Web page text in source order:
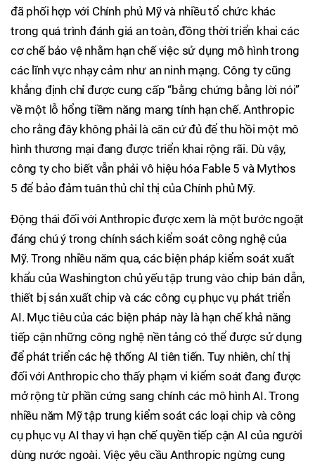
đã phối hợp với Chính phủ Mỹ và nhiều tổ chức khác
trong quá trình đánh giá an toàn, đồng thời triển khai các
cơ chế bảo vệ nhằm hạn chế việc sử dụng mô hình trong
các lĩnh vực nhạy cảm như an ninh mạng. Công ty cũng
khẳng định chỉ được cung cấp “bằng chứng bằng lời nói”
về một lỗ hổng tiềm năng mang tính hạn chế. Anthropic
cho rằng đây không phải là căn cứ đủ để thu hồi một mô
hình thương mại đang được triển khai rộng rãi. Dù vậy,
công ty cho biết vẫn phải vô hiệu hóa Fable 5 và Mythos
5 để bảo đảm tuân thủ chỉ thị của Chính phủ Mỹ.
Động thái đối với Anthropic được xem là một bước ngoặt
đáng chú ý trong chính sách kiểm soát công nghệ của
Mỹ. Trong nhiều năm qua, các biện pháp kiểm soát xuất
khẩu của Washington chủ yếu tập trung vào chip bán dẫn,
thiết bị sản xuất chip và các công cụ phục vụ phát triển
AI. Mục tiêu của các biện pháp này là hạn chế khả năng
tiếp cận những công nghệ nền tảng có thể được sử dụng
để phát triển các hệ thống AI tiên tiến. Tuy nhiên, chỉ thị
đối với Anthropic cho thấy phạm vi kiểm soát đang được
mở rộng từ phần cứng sang chính các mô hình AI. Trong
nhiều năm Mỹ tập trung kiểm soát các loại chip và công
cụ phục vụ AI thay vì hạn chế quyền tiếp cận AI của người
dùng nước ngoài. Việc yêu cầu Anthropic ngừng cung